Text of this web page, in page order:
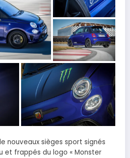
nouveaux sièges sport signés
et frappés du logo « Monster